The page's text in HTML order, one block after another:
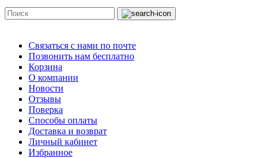
Связаться с нами по почте
Позвонить нам бесплатно
Корзина
О компании
Новости
Отзывы
Поверка
Способы оплаты
Доставка и возврат
Личный кабинет
Избранное